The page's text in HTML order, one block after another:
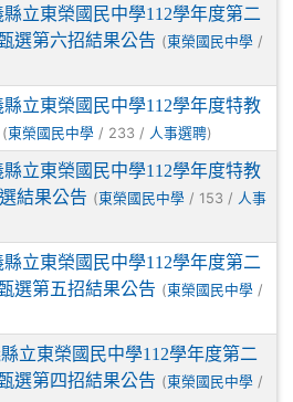
縣立東榮國民中學112學年度第二
選第六招結果公告 (東榮國民中學 /
縣立東榮國民中學112學年度特教
(東榮國民中學 / 233 / 人事選聘)
縣立東榮國民中學112學年度特教
結果公告 (東榮國民中學 / 153 / 人事
縣立東榮國民中學112學年度第二
選第五招結果公告 (東榮國民中學 /
立東榮國民中學112學年度第二
選第四招結果公告 (東榮國民中學 /